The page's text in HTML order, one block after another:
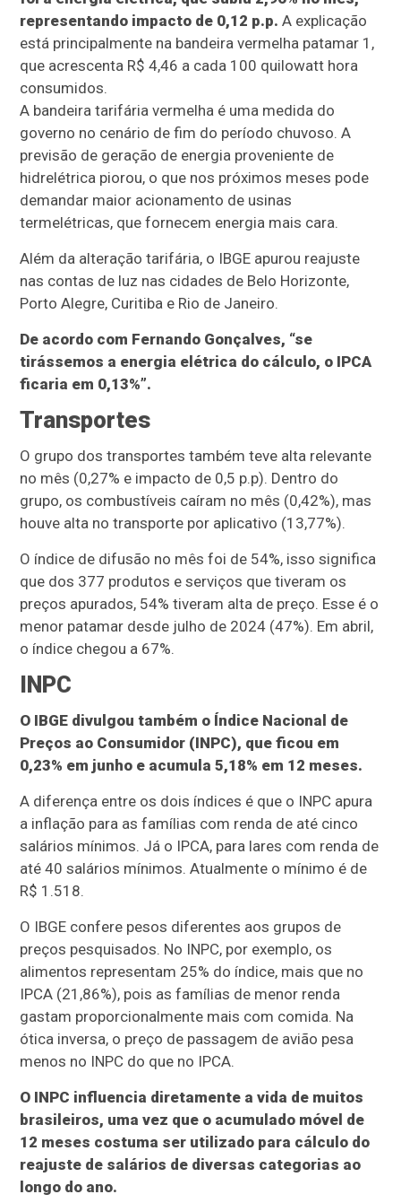
representando impacto de 0,12 p.p. A explicação
está principalmente na bandeira vermelha patamar 1,
que acrescenta R$ 4,46 a cada 100 quilowatt hora
consumidos.
A bandeira tarifária vermelha é uma medida do
governo no cenário de fim do período chuvoso. A
previsão de geração de energia proveniente de
hidrelétrica piorou, o que nos próximos meses pode
demandar maior acionamento de usinas
termelétricas, que fornecem energia mais cara.
Além da alteração tarifária, o IBGE apurou reajuste
nas contas de luz nas cidades de Belo Horizonte,
Porto Alegre, Curitiba e Rio de Janeiro.
De acordo com Fernando Gonçalves, “se
tirássemos a energia elétrica do cálculo, o IPCA
ficaria em 0,13%”.
Transportes
O grupo dos transportes também teve alta relevante
no mês (0,27% e impacto de 0,5 p.p). Dentro do
grupo, os combustíveis caíram no mês (0,42%), mas
houve alta no transporte por aplicativo (13,77%).
O índice de difusão no mês foi de 54%, isso significa
que dos 377 produtos e serviços que tiveram os
preços apurados, 54% tiveram alta de preço. Esse é o
menor patamar desde julho de 2024 (47%). Em abril,
o índice chegou a 67%.
INPC
O IBGE divulgou também o Índice Nacional de
Preços ao Consumidor (INPC), que ficou em
0,23% em junho e acumula 5,18% em 12 meses.
A diferença entre os dois índices é que o INPC apura
a inflação para as famílias com renda de até cinco
salários mínimos. Já o IPCA, para lares com renda de
até 40 salários mínimos. Atualmente o mínimo é de
R$ 1.518.
O IBGE confere pesos diferentes aos grupos de
preços pesquisados. No INPC, por exemplo, os
alimentos representam 25% do índice, mais que no
IPCA (21,86%), pois as famílias de menor renda
gastam proporcionalmente mais com comida. Na
ótica inversa, o preço de passagem de avião pesa
menos no INPC do que no IPCA.
O INPC influencia diretamente a vida de muitos
brasileiros, uma vez que o acumulado móvel de
12 meses costuma ser utilizado para cálculo do
reajuste de salários de diversas categorias ao
longo do ano.